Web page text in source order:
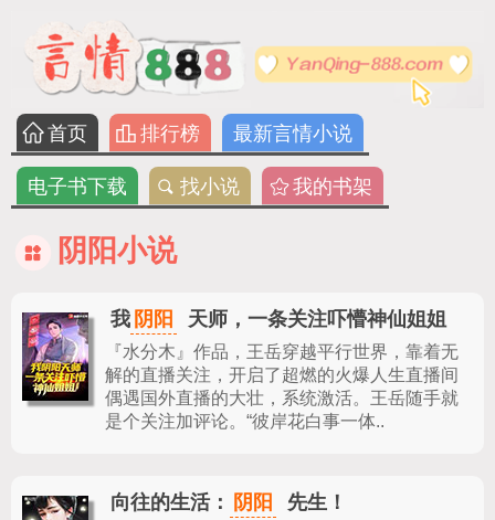
首页 排行榜 最新言情小说
电子书下载 找小说 我的书架
阴阳小说
我 阴阳 天师，一条关注吓懵神仙姐姐
『水分木』作品， 王岳穿越平行世界，靠着无
解的直播关注，开启了超燃的火爆人生直播间
偶遇国外直播的大壮，系统激活。王岳随手就
是个关注加评论。“彼岸花白事一体..
向往的生活： 阴阳 先生！